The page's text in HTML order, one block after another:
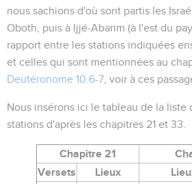
nous sachions d'où sont partis les
Oboth, puis à Ijjé-Abarim (à l'est du
rapport entre les stations indiquées
et celles qui sont mentionnées au
Deutéronome 10.6-7 , voir à ces
Nous insérons ici le tableau de la liste
stations d'après les chapitres 21 et 33.
Chapitre 21
Versets
Lieux